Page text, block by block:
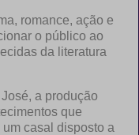
romance, ação e
o público ao
da literatura
a produção
que
casal disposto a